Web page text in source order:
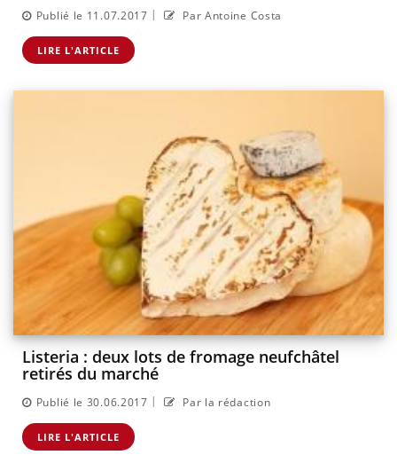
Publié le 11.07.2017 | Par Antoine Costa
LIRE L'ARTICLE
Listeria : deux lots de fromage neufchâtel
retirés du marché
Publié le 30.06.2017 | Par la rédaction
LIRE L'ARTICLE